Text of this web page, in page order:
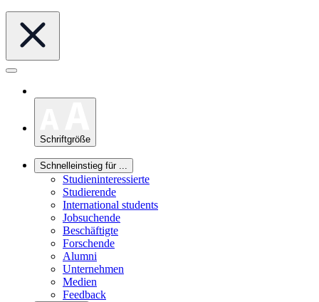
Schriftgröße
Schnelleinstieg für ...
Studieninteressierte
Studierende
International students
Jobsuchende
Beschäftigte
Forschende
Alumni
Unternehmen
Medien
Feedback